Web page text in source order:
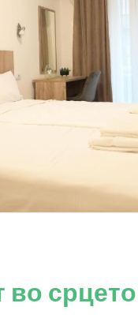
во срцето